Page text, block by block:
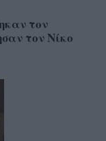
τον
τον Νίκο